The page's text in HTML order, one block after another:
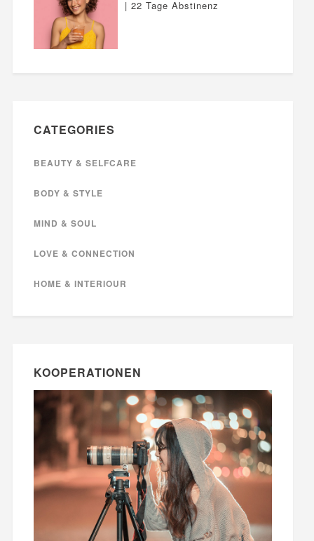
| 22 Tage Abstinenz
CATEGORIES
BEAUTY & SELFCARE
BODY & STYLE
MIND & SOUL
LOVE & CONNECTION
HOME & INTERIOUR
KOOPERATIONEN